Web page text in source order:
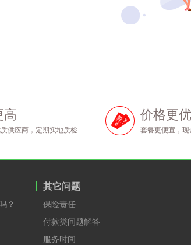
高
供应商，定期实地质检
价格更优
套餐更便宜，
？
其它问题
保险责任
付款类问题解答
服务时间